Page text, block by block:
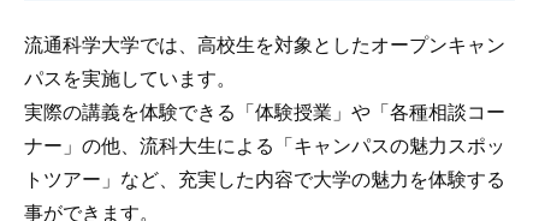
流通科学大学では、高校生を対象としたオープンキャン
パスを実施しています。
実際の講義を体験できる「体験授業」や「各種相談コー
ナー」の他、流科大生による「キャンパスの魅力スポッ
トツアー」など、充実した内容で大学の魅力を体験する
事ができます。